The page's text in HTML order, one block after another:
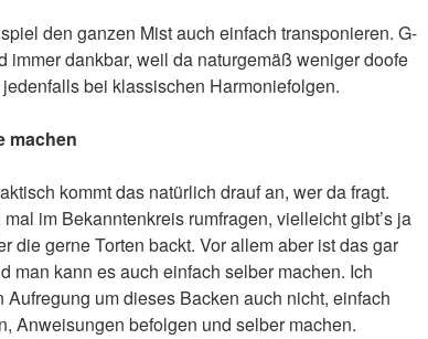
den ganzen Mist auch einfach transponieren. G-
immer dankbar, weil da naturgemäß weniger doofe
bei klassischen Harmoniefolgen.
machen
kommt das natürlich drauf an, wer da fragt.
im Bekanntenkreis rumfragen, vielleicht gibt’s ja
die gerne Torten backt. Vor allem aber ist das gar
man kann es auch einfach selber machen. Ich
Aufregung um dieses Backen auch nicht, einfach
Anweisungen befolgen und selber machen.